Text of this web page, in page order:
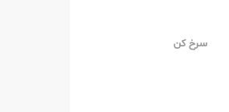
سرخ کن